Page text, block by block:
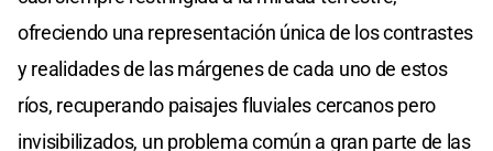
ofreciendo una representación única de los contrastes
y realidades de las márgenes de cada uno de estos
ríos, recuperando paisajes fluviales cercanos pero
invisibilizados, un problema común a gran parte de las